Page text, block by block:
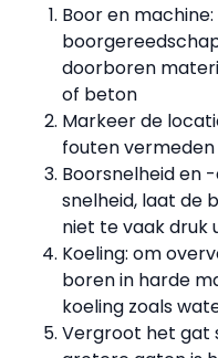
Boor en
doorboren
of beton
Markeer de
fouten vermeden
Boorsnelheid en
snelheid, laat de
niet te vaak druk
Koeling: om
boren in harde
koeling zoals
Vergroot het gat